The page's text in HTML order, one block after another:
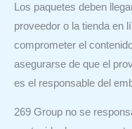
Los paquetes deben
proveedor o la tienda en
comprometer el
asegurarse de que el
es el responsable del
269 Group no se